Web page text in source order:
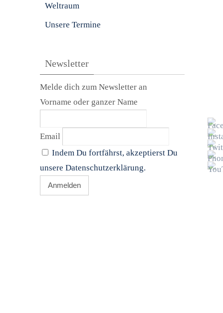
Weltraum
Unsere Termine
Newsletter
Melde dich zum Newsletter an
Vorname oder ganzer Name
Email
Indem Du fortfährst, akzeptierst Du
unsere Datenschutzerklärung.